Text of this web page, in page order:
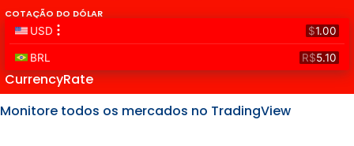
COTAÇÃO DO DÓLAR
CurrencyRate
Monitore todos os mercados no TradingView